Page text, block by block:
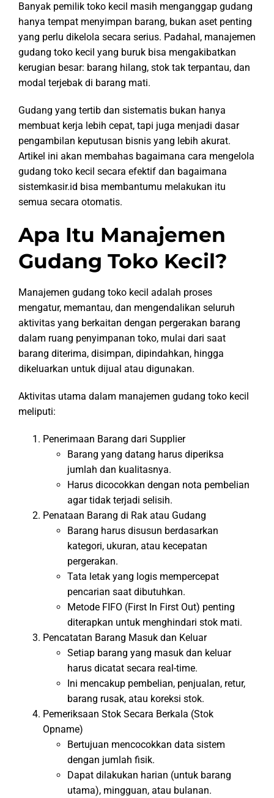
Banyak pemilik toko kecil masih menganggap gudang
hanya tempat menyimpan barang, bukan aset penting
yang perlu dikelola secara serius. Padahal, manajemen
gudang toko kecil yang buruk bisa mengakibatkan
kerugian besar: barang hilang, stok tak terpantau, dan
modal terjebak di barang mati.
Gudang yang tertib dan sistematis bukan hanya
membuat kerja lebih cepat, tapi juga menjadi dasar
pengambilan keputusan bisnis yang lebih akurat.
Artikel ini akan membahas bagaimana cara mengelola
gudang toko kecil secara efektif dan bagaimana
sistemkasir.id bisa membantumu melakukan itu
semua secara otomatis.
Apa Itu Manajemen
Gudang Toko Kecil?
Manajemen gudang toko kecil adalah proses
mengatur, memantau, dan mengendalikan seluruh
aktivitas yang berkaitan dengan pergerakan barang
dalam ruang penyimpanan toko, mulai dari saat
barang diterima, disimpan, dipindahkan, hingga
dikeluarkan untuk dijual atau digunakan.
Aktivitas utama dalam manajemen gudang toko kecil
meliputi:
Penerimaan Barang dari Supplier
Barang yang datang harus diperiksa
jumlah dan kualitasnya.
Harus dicocokkan dengan nota pembelian
agar tidak terjadi selisih.
Penataan Barang di Rak atau Gudang
Barang harus disusun berdasarkan
kategori, ukuran, atau kecepatan
pergerakan.
Tata letak yang logis mempercepat
pencarian saat dibutuhkan.
Metode FIFO (First In First Out) penting
diterapkan untuk menghindari stok mati.
Pencatatan Barang Masuk dan Keluar
Setiap barang yang masuk dan keluar
harus dicatat secara real-time.
Ini mencakup pembelian, penjualan, retur,
barang rusak, atau koreksi stok.
Pemeriksaan Stok Secara Berkala (Stok
Opname)
Bertujuan mencocokkan data sistem
dengan jumlah fisik.
Dapat dilakukan harian (untuk barang
utama), mingguan, atau bulanan.